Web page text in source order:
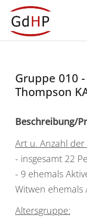
Gruppe 010
Thompson
Beschreibung/
Art u. Anzahl
- insgesamt 22
- 9 ehemals
Witwen ehemals
Altersgruppe: